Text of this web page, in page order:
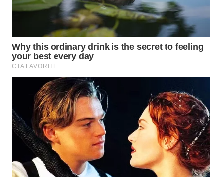
LIKUPANG
WN
LABUANBAJO
WN
BORNEO
Wahana
WAHANA